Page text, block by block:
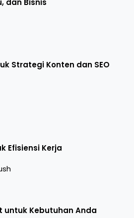
dan Bisnis
Strategi Konten dan SEO
Efisiensi Kerja
untuk Kebutuhan Anda